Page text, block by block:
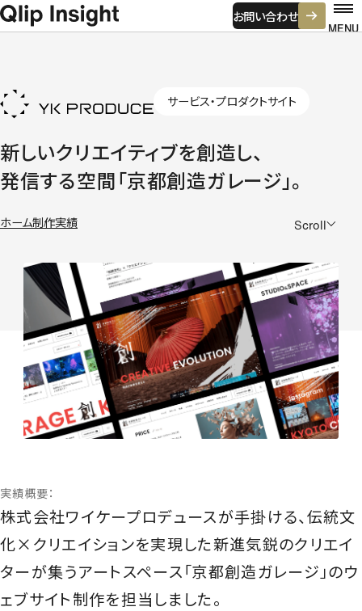
お問い合わせ
MENU
ホーム 初めての方へ 仕事の進め方
費用感について よくある悩み
ビジネスグロース
サービス
Webサイト制作
コーポレートサイト
ブランドサイト
ECサイト
採用サイト
多言語サイト
IR対策
サービス・プロダクトサイト
新しいクリエイティブを創造し、
発信する空間「京都創造ガレージ」。
ホーム制作実績 Scroll
実績概要：
株式会社ワイケープロデュースが手掛ける、伝統文
化×クリエイションを実現した新進気鋭のクリエイ
ターが集うアートスペース「京都創造ガレージ」のウ
ェブサイト制作を担当しました。